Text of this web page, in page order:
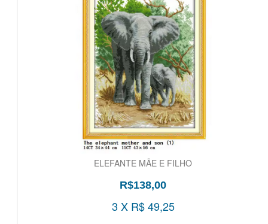
ELEFANTE MÃE E FILHO
R$138,00
3 X R$ 49,25